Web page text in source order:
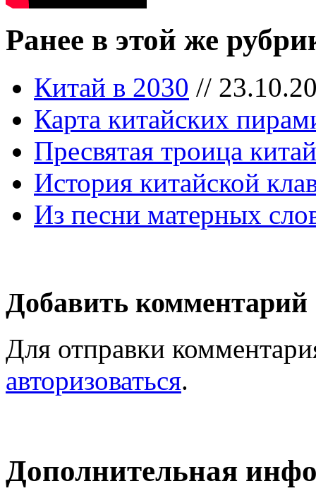
Ранее в этой же
Китай в 2030 //
Карта китайских
Пресвятая троица
История китайской
Из песни матерных
Добавить комментарий
Для отправки
авторизоваться.
Дополнительная